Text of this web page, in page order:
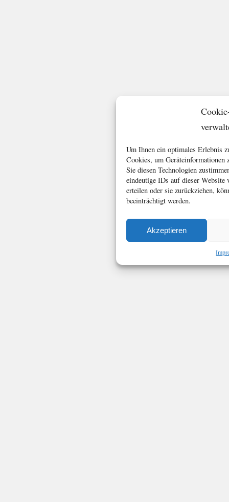
Um Ihnen ein optimales Erlebnis
Cookies, um Geräteinformationen
Sie diesen Technologien
eindeutige IDs auf dieser
erteilen oder sie zurückziehen,
beeinträchtigt werden.
Akzeptieren